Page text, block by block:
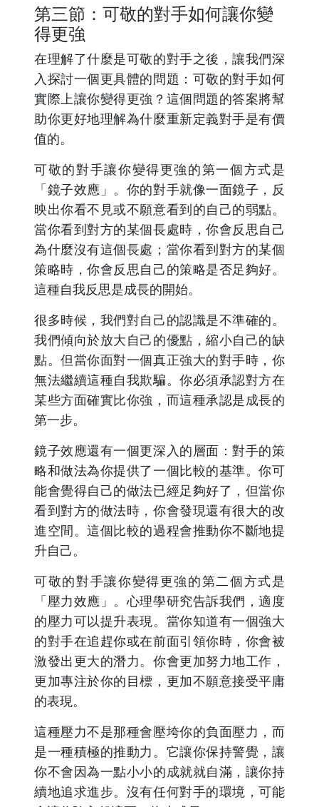
第三節：可敬的對手如何讓你變
得更強
在理解了什麼是可敬的對手之後，讓我們深
入探討一個更具體的問題：可敬的對手如何
實際上讓你變得更強？這個問題的答案將幫
助你更好地理解為什麼重新定義對手是有價
值的。
可敬的對手讓你變得更強的第一個方式是
「鏡子效應」。你的對手就像一面鏡子，反
映出你看不見或不願意看到的自己的弱點。
當你看到對方的某個長處時，你會反思自己
為什麼沒有這個長處；當你看到對方的某個
策略時，你會反思自己的策略是否足夠好。
這種自我反思是成長的開始。
很多時候，我們對自己的認識是不準確的。
我們傾向於放大自己的優點，縮小自己的缺
點。但當你面對一個真正強大的對手時，你
無法繼續這種自我欺騙。你必須承認對方在
某些方面確實比你強，而這種承認是成長的
第一步。
鏡子效應還有一個更深入的層面：對手的策
略和做法為你提供了一個比較的基準。你可
能會覺得自己的做法已經足夠好了，但當你
看到對方的做法時，你會發現還有很大的改
進空間。這個比較的過程會推動你不斷地提
升自己。
可敬的對手讓你變得更強的第二個方式是
「壓力效應」。心理學研究告訴我們，適度
的壓力可以提升表現。當你知道有一個強大
的對手在追趕你或在前面引領你時，你會被
激發出更大的潛力。你會更加努力地工作，
更加專注於你的目標，更加不願意接受平庸
的表現。
這種壓力不是那種會壓垮你的負面壓力，而
是一種積極的推動力。它讓你保持警覺，讓
你不會因為一點小小的成就就自滿，讓你持
續地追求進步。沒有任何對手的環境，可能